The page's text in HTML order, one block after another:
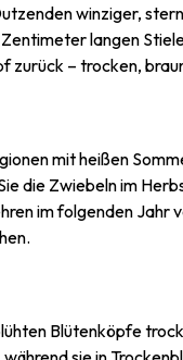
winziger,
langen
– trocken,
mit heißen
die Zwiebeln im
im folgenden Jahr
Blütenköpfe